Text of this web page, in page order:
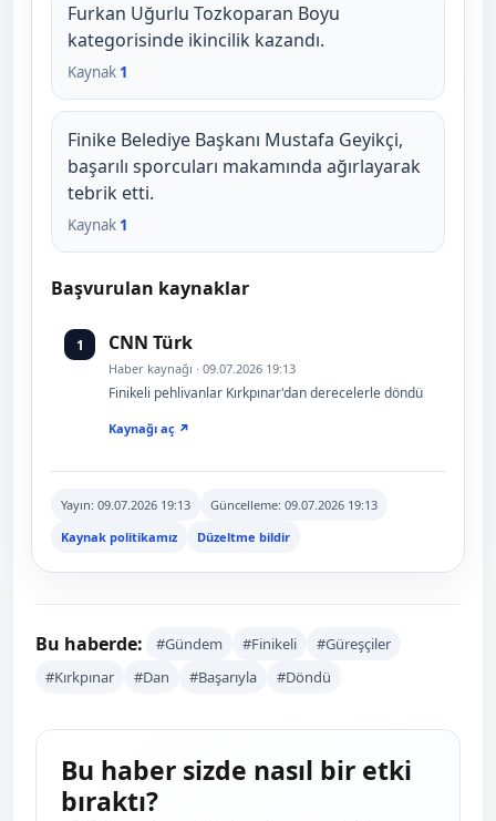
Furkan Uğurlu Tozkoparan Boyu
kategorisinde ikincilik kazandı.
Kaynak 1
Finike Belediye Başkanı Mustafa Geyikçi,
başarılı sporcuları makamında ağırlayarak
tebrik etti.
Kaynak 1
Başvurulan kaynaklar
1 CNN Türk
Haber kaynağı · 09.07.2026 19:13
Finikeli pehlivanlar Kırkpınar'dan derecelerle döndü
Kaynağı aç ↗
Yayın: 09.07.2026 19:13 Güncelleme: 09.07.2026 19:13
Kaynak politikamız
Düzeltme bildir
Bu haberde: #Gündem #Finikeli
#Güreşçiler
#Kırkpınar
#Dan #Başarıyla #Döndü
Bu haber sizde nasıl bir etki
bıraktı?